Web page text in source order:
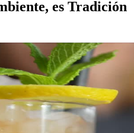
es Tradición